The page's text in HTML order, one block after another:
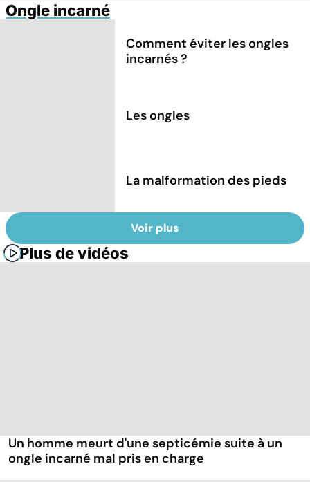
Ongle incarné
Comment éviter les ongles
incarnés ?
Les ongles
La malformation des pieds
Voir plus
Plus de vidéos
Un homme meurt d'une septicémie suite à un
ongle incarné mal pris en charge